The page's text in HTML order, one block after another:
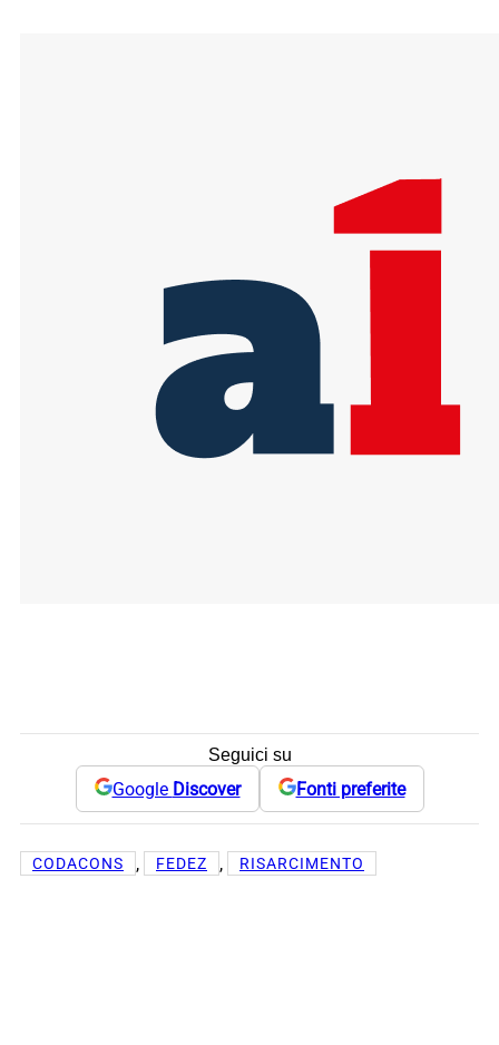
Seguici su
Google Discover Fonti preferite
CODACONS , FEDEZ , RISARCIMENTO